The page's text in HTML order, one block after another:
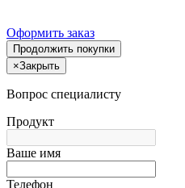
Оформить заказ
Продолжить покупки
×Закрыть
Вопрос специалисту
Продукт
Ваше имя
Телефон